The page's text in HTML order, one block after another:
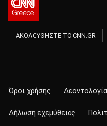
ΑΚΟΛΟΥΘΗΣΤΕ ΤΟ CNN.GR
Όροι χρήσης Δεοντολογία
Δήλωση εχεμύθειας